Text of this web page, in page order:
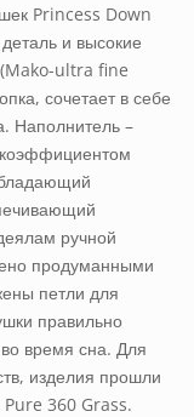
Princess Down
и высокие
(Mako-ultra fine
сочетает в себе
Наполнитель –
ручной
продуманными
петли для
правильно
время сна. Для
изделия прошли
360 Grass.